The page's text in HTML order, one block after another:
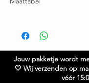
verzonden
Model is 1.65
contact met ons op – we
Jouw pakketje wordt
🤍 Wij verzenden op
vóór